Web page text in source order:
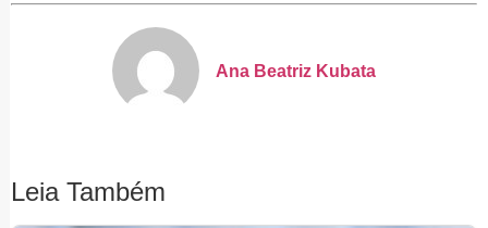
Ana Beatriz Kubata
Leia Também